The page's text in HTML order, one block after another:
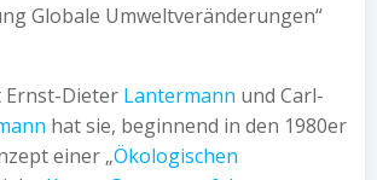
Globale Umweltveränderungen“
Ernst-Dieter Lantermann und Carl-
hat sie, beginnend in den 1980er
einer „Ökologischen